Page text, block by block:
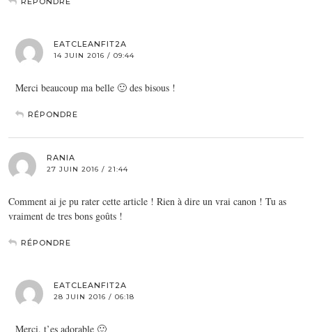
EATCLEANFIT2A
14 JUIN 2016 / 09:44
Merci beaucoup ma belle 🙂 des bisous !
RÉPONDRE
RANIA
27 JUIN 2016 / 21:44
Comment ai je pu rater cette article ! Rien à dire un vrai canon ! Tu as
vraiment de tres bons goûts !
RÉPONDRE
EATCLEANFIT2A
28 JUIN 2016 / 06:18
Merci, t’es adorable 🙂